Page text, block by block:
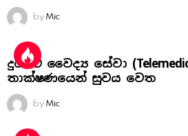
by Mic
දුරස්ථ වෛද්‍ය සේවා
තාක්ෂණයෙන් සුවය වෙත
by Mic